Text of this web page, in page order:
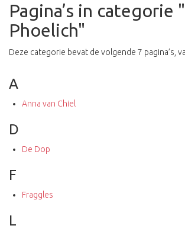
Pagina’s in categorie
Phoelich"
Deze categorie bevat de volgende 7 pagina’s,
A
Anna van Chiel
D
De Dop
F
Fraggles
L